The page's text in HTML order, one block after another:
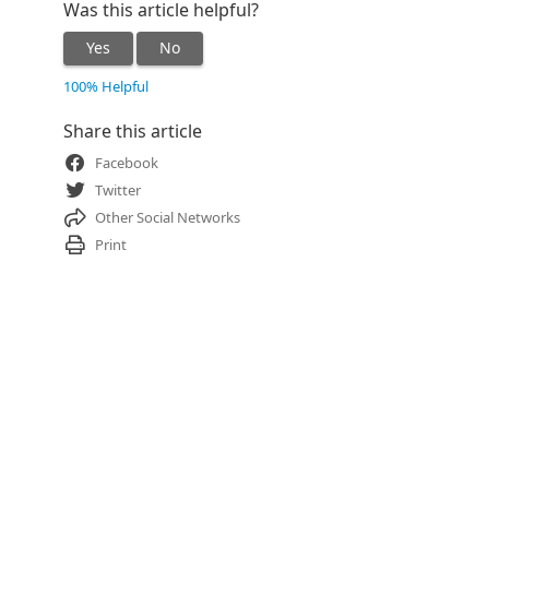
Was this article helpful?
Yes No
100% Helpful
Share this article
Facebook
Twitter
Other Social Networks
Print